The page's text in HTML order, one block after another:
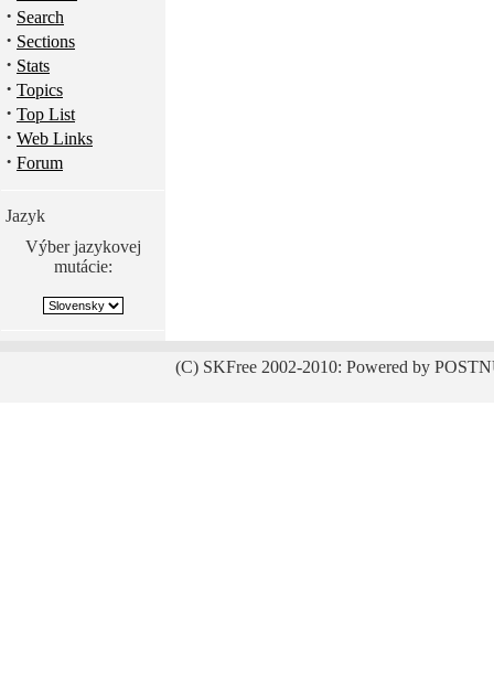
· Search
· Sections
· Stats
· Topics
· Top List
· Web Links
· Forum
Jazyk
Výber jazykovej
mutácie:
(C) SKFree 2002-2010: Powered by